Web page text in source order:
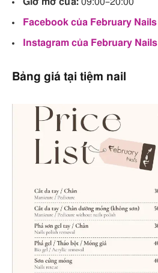
Facebook của February Nails
Instagram của February Nails
Bảng giá tại tiệm nail